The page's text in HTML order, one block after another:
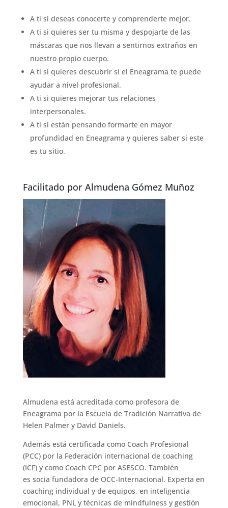
A ti si deseas conocerte y comprenderte mejor.
A ti si quieres ser tu misma y despojarte de las
máscaras que nos llevan a sentirnos extraños en
nuestro propio cuerpo.
A ti si quieres descubrir si el Eneagrama te puede
ayudar a nivel profesional.
A ti si quieres mejorar tus relaciones
interpersonales.
A ti si están pensando formarte en mayor
profundidad en Eneagrama y quieres saber si este
es tu sitio.
Facilitado por Almudena Gómez Muñoz
Almudena está acreditada como profesora de
Eneagrama por la Escuela de Tradición Narrativa de
Helen Palmer y David Daniels.
Además está certificada como Coach Profesional
(PCC) por la Federación internacional de coaching
(ICF) y como Coach CPC por ASESCO. También
es socia fundadora de OCC-Internacional. Experta en
coaching individual y de equipos, en inteligencia
emocional, PNL y técnicas de mindfulness y gestión